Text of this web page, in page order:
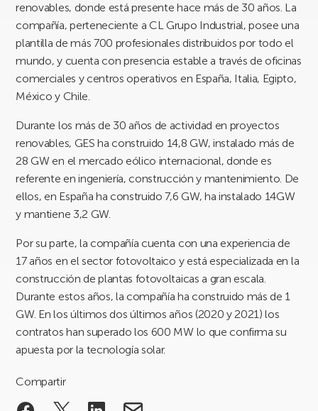
renovables, donde está presente hace más de 30 años. La
compañía, perteneciente a CL Grupo Industrial, posee una
plantilla de más 700 profesionales distribuidos por todo el
mundo, y cuenta con presencia estable a través de oficinas
comerciales y centros operativos en España, Italia, Egipto,
México y Chile.
Durante los más de 30 años de actividad en proyectos
renovables, GES ha construido 14,8 GW, instalado más de
28 GW en el mercado eólico internacional, donde es
referente en ingeniería, construcción y mantenimiento. De
ellos, en España ha construido 7,6 GW, ha instalado 14GW
y mantiene 3,2 GW.
Por su parte, la compañía cuenta con una experiencia de
17 años en el sector fotovoltaico y está especializada en la
construcción de plantas fotovoltaicas a gran escala.
Durante estos años, la compañía ha construido más de 1
GW. En los últimos dos últimos años (2020 y 2021) los
contratos han superado los 600 MW lo que confirma su
apuesta por la tecnología solar.
Compartir